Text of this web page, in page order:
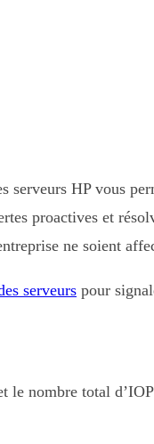
HP vous
proactives et
ne soient
serveurs pour
le nombre total